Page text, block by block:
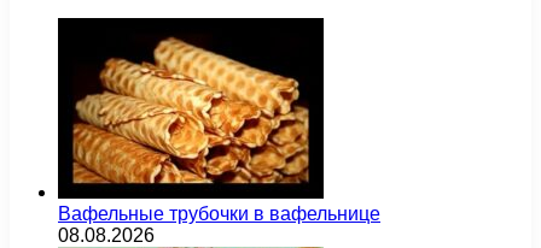
Вафельные трубочки в вафельнице
08.08.2026